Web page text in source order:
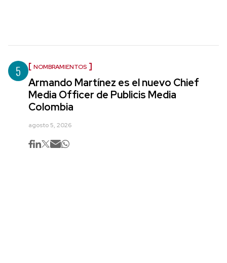
5 NOMBRAMIENTOS
Armando Martínez es el nuevo Chief
Media Officer de Publicis Media
Colombia
agosto 5, 2026